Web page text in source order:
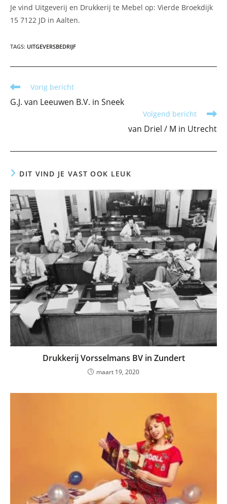
Je vind Uitgeverij en Drukkerij te Mebel op: Vierde Broekdijk
15 7122 JD in Aalten.
TAGS: UITGEVERSBEDRIJF
Lees
artikelen
Vorig bericht
G.J. van Leeuwen B.V. in Sneek
Volgend bericht
van Driel / M in Utrecht
DIT VIND JE VAST OOK LEUK
Drukkerij Vorsselmans BV in Zundert
maart 19, 2020